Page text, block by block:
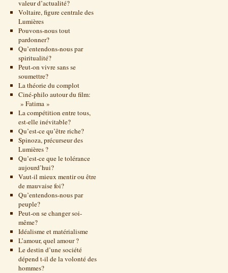
valeur d’actualité?
Voltaire, figure centrale des
Lumières
Pouvons-nous tout
pardonner?
Qu’entendons-nous par
spiritualité?
Peut-on vivre sans se
soumettre?
La théorie du complot
Ciné-philo autour du film:
» Fatima »
La compétition entre tous,
est-elle inévitable?
Qu’est-ce qu’être riche?
Spinoza, précurseur des
Lumières ?
Qu’est-ce que le tolérance
aujourd’hui?
Vaut-il mieux mentir ou être
de mauvaise foi?
Qu’entendons-nous par
peuple?
Peut-on se changer soi-
même?
Idéalisme et matérialisme
L’amour, quel amour ?
Le destin d’une société
dépend t-il de la volonté des
hommes?